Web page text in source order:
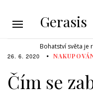
Gerasis
Bohatství světa je
26. 6. 2020
Čím se